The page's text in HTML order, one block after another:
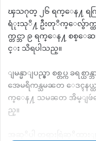
ၾသဂုတ္ ၂၆ ရက္ေန႔ ရက္စ
ရံုးသုိ႔ ဦးတုိက္ေလွ်ာက္ထာ
က္တင္ဘာ ၉ ရက္ေန႔ စစ္
င္း သိရပါသည္။
ျမန္မာျပည္မွာ စစ္တပ္က ခရ
အေမရိကန္သမၼတ ေဒၚနယ္
က္ေန႔ သမၼတ အိမ္ျဖဴေ
ည္။